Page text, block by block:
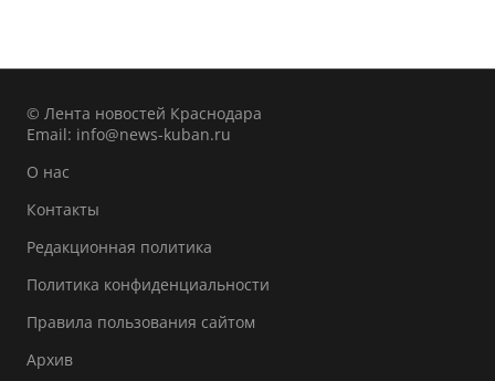
© Лента новостей Краснодара
Email: info@news-kuban.ru
О нас
Контакты
Редакционная политика
Политика конфиденциальности
Правила пользования сайтом
Архив